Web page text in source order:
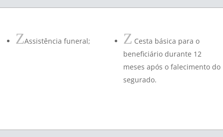
ZAssistência funeral; Z Cesta básica para o
beneficiário durante 12
meses após o falecimento do
segurado.